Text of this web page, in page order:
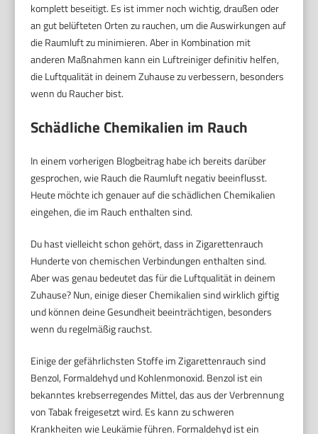
komplett beseitigt. Es ist immer noch wichtig, draußen oder
an gut belüfteten Orten zu rauchen, um die Auswirkungen auf
die Raumluft zu minimieren. Aber in Kombination mit
anderen Maßnahmen kann ein Luftreiniger definitiv helfen,
die Luftqualität in deinem Zuhause zu verbessern, besonders
wenn du Raucher bist.
Schädliche Chemikalien im Rauch
In einem vorherigen Blogbeitrag habe ich bereits darüber
gesprochen, wie Rauch die Raumluft negativ beeinflusst.
Heute möchte ich genauer auf die schädlichen Chemikalien
eingehen, die im Rauch enthalten sind.
Du hast vielleicht schon gehört, dass in Zigarettenrauch
Hunderte von chemischen Verbindungen enthalten sind.
Aber was genau bedeutet das für die Luftqualität in deinem
Zuhause? Nun, einige dieser Chemikalien sind wirklich giftig
und können deine Gesundheit beeinträchtigen, besonders
wenn du regelmäßig rauchst.
Einige der gefährlichsten Stoffe im Zigarettenrauch sind
Benzol, Formaldehyd und Kohlenmonoxid. Benzol ist ein
bekanntes krebserregendes Mittel, das aus der Verbrennung
von Tabak freigesetzt wird. Es kann zu schweren
Krankheiten wie Leukämie führen. Formaldehyd ist ein